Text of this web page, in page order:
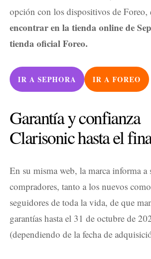
opción con los dispositivos de Foreo,
encontrar en la tienda online de
tienda oficial Foreo.
IR A SEPHORA IR A FOREO
Garantía y confianza
Clarisonic hasta el
En su misma web, la marca informa a
compradores, tanto a los nuevos
seguidores de toda la vida, de que
garantías hasta el 31 de octubre de
(dependiendo de la fecha de